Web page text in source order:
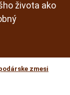
života ako
zmesi